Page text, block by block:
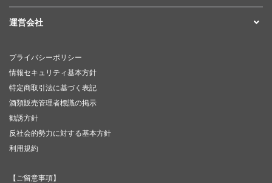
運営会社
プライバシーポリシー
情報セキュリティ基本方針
特定商取引法に基づく表記
酒類販売管理者標識の掲示
勧誘方針
反社会的勢力に対する基本方針
利用規約
【ご留意事項】